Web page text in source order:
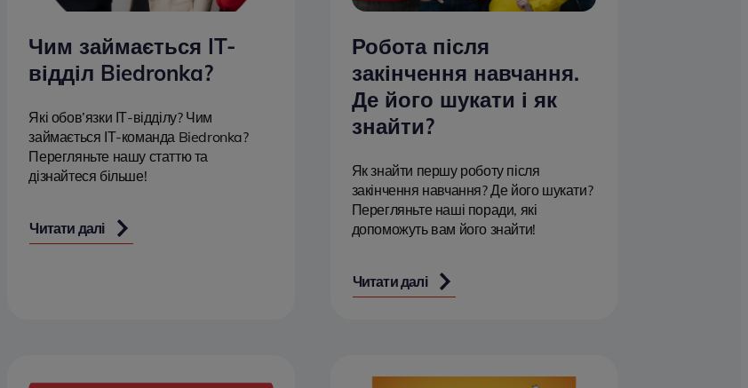
Чим займається IT-
відділ Biedronka?
Які обов’язки ІТ-відділу? Чим
займається ІТ-команда Biedronka?
Перегляньте нашу статтю та
дізнайтеся більше!
Читати далі
Робота після
закінчення навчання.
Де його шукати і як
знайти?
Як знайти першу роботу після
закінчення навчання? Де його шукати?
Перегляньте наші поради, які
допоможуть вам його знайти!
Читати далі